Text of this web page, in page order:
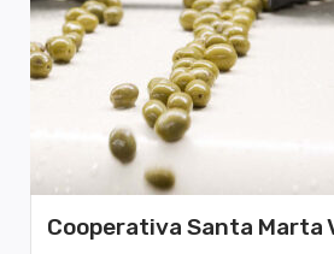
Cooperativa Santa Marta